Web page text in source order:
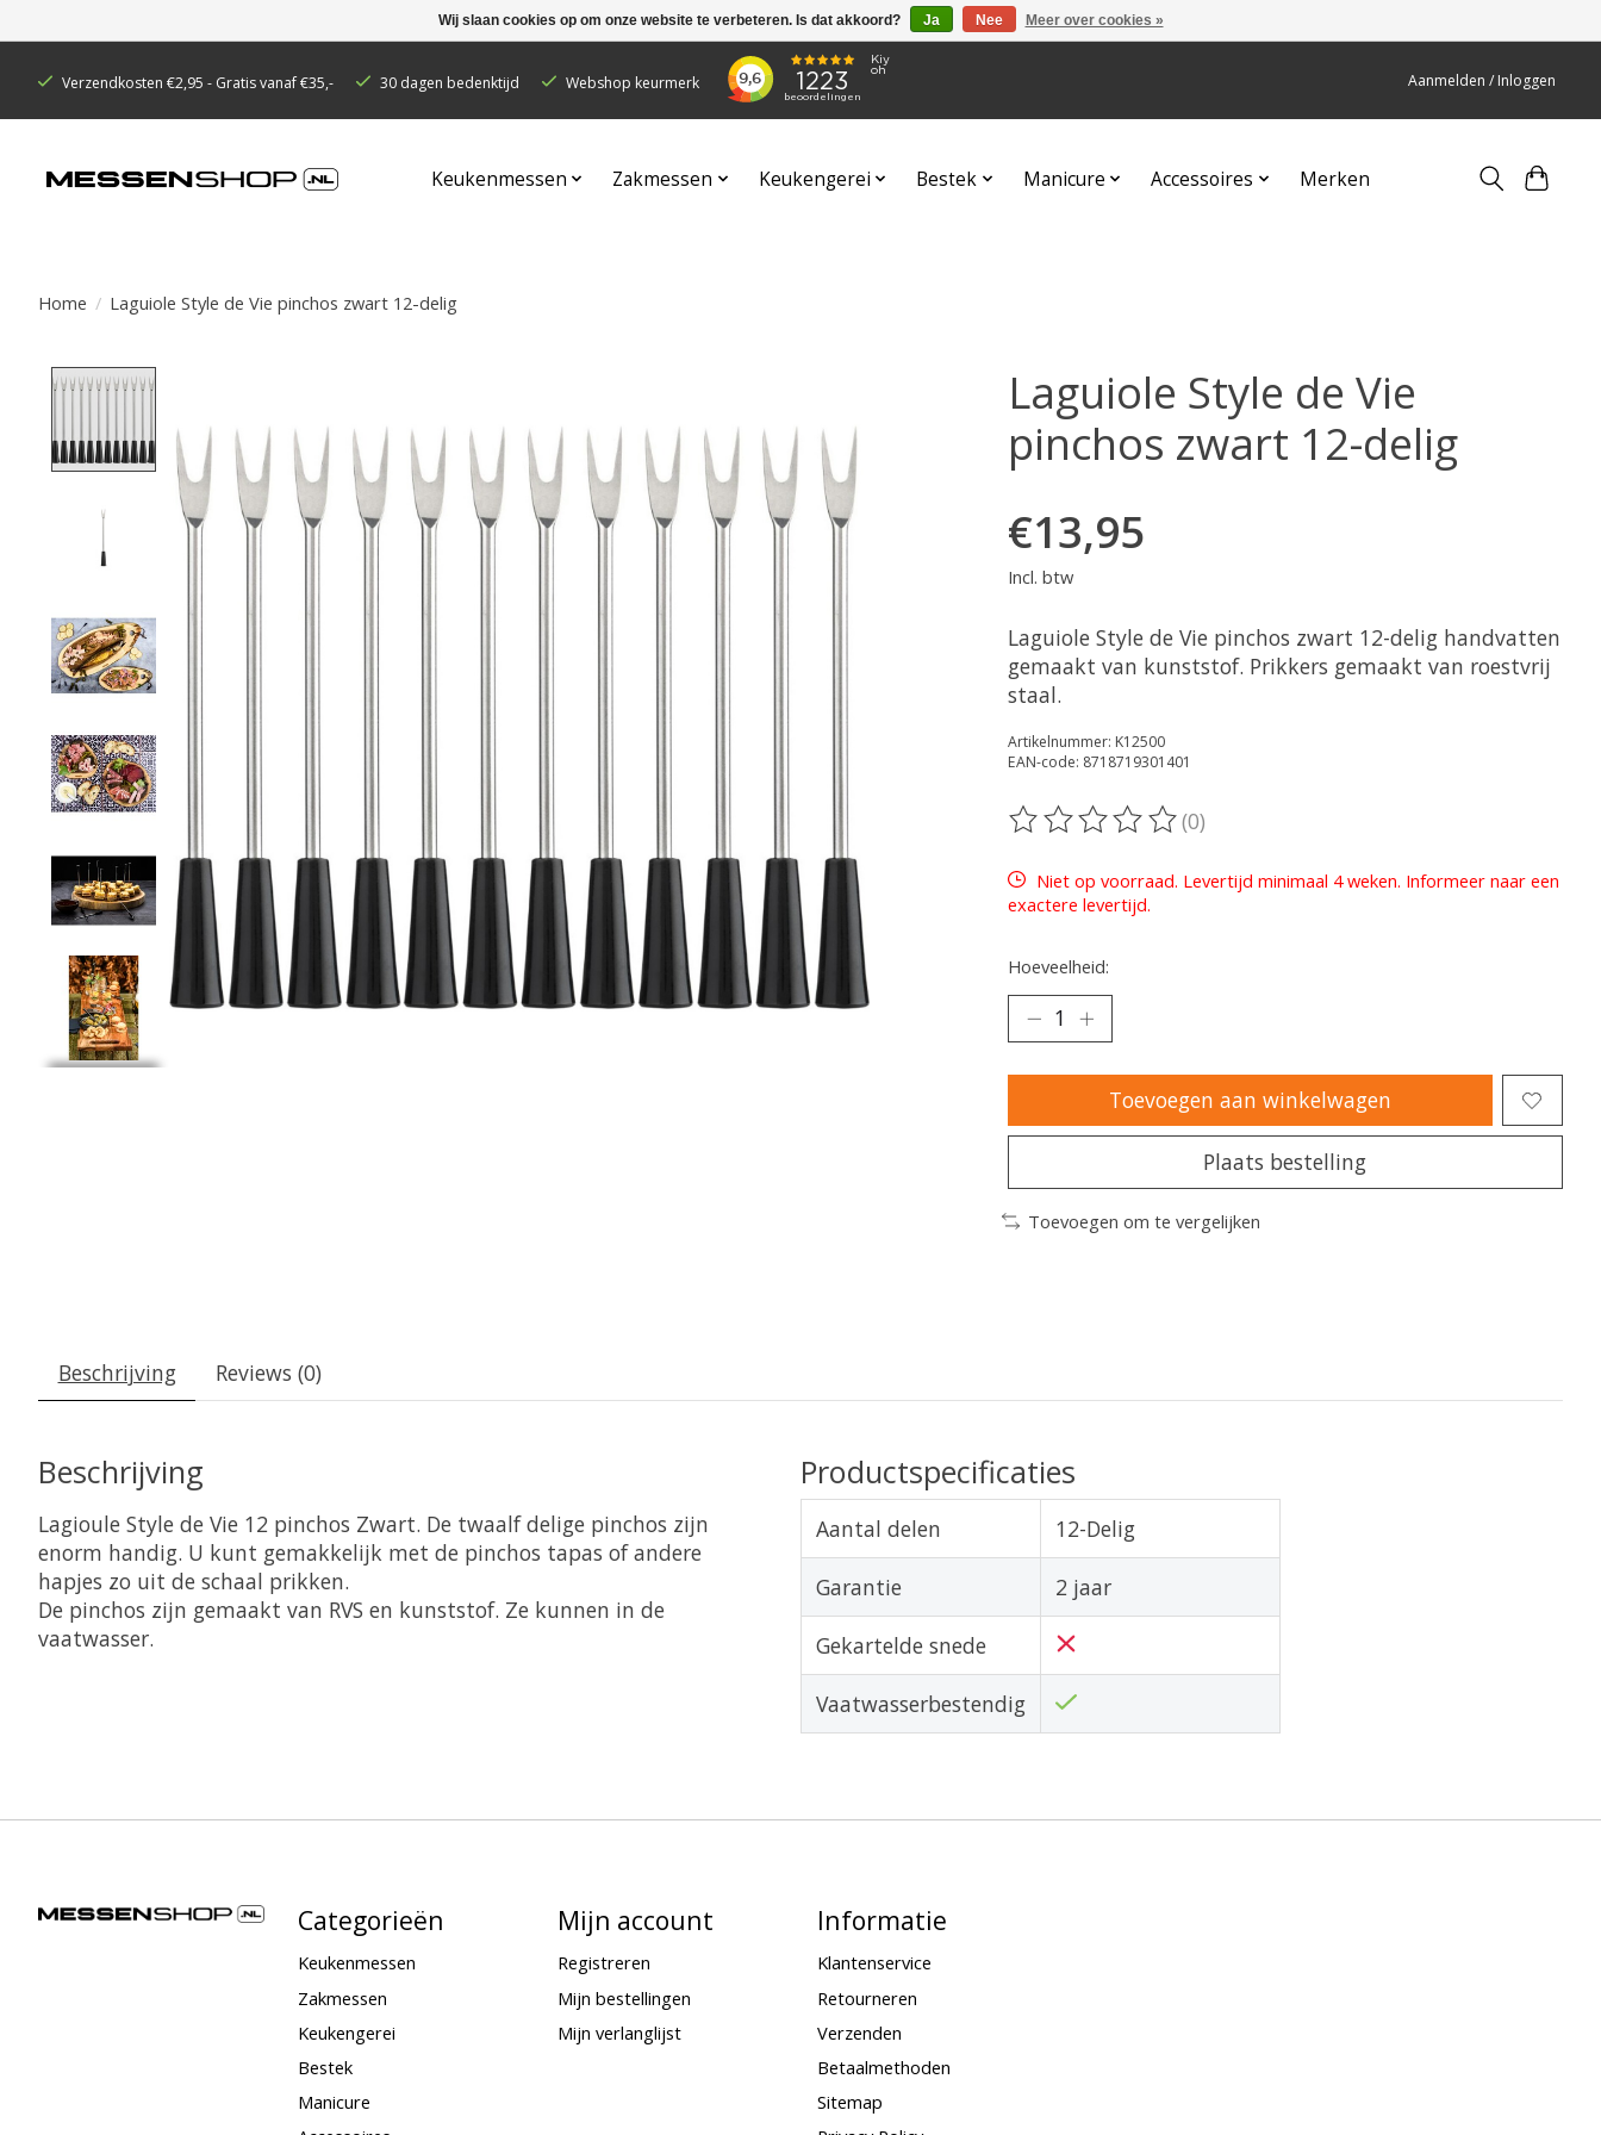
Verzendkosten €2,95 - Gratis vanaf €35,- 30 dagen bedenktijd Webshop keurmerk Aanmelden / Inloggen
Keukenmessen Zakmessen Keukengerei Bestek Manicure Accessoires Merken
Home / Laguiole Style de Vie pinchos zwart 12-delig
Laguiole Style de Vie
pinchos zwart 12-delig
€13,95
Incl. btw
Laguiole Style de Vie pinchos zwart 12-delig handvatten
gemaakt van kunststof. Prikkers gemaakt van roestvrij
staal.
Artikelnummer: K12500
EAN-code: 8718719301401
De beoordeling van dit product is
(0)
Niet op voorraad. Levertijd minimaal 4 weken. Informeer naar een
exactere levertijd.
Hoeveelheid:
Toevoegen aan winkelwagen
Plaats bestelling
Toevoegen om te vergelijken
Beschrijving Reviews (0)
Beschrijving
Lagioule Style de Vie 12 pinchos Zwart. De twaalf delige pinchos zijn
enorm handig. U kunt gemakkelijk met de pinchos tapas of andere
hapjes zo uit de schaal prikken.
De pinchos zijn gemaakt van RVS en kunststof. Ze kunnen in de
vaatwasser.
Productspecificaties
Aantal delen 12-Delig
Garantie 2 jaar
Gekartelde snede
Vaatwasserbestendig
Categorieën
Keukenmessen
Zakmessen
Keukengerei
Bestek
Manicure
Mijn account
Registreren
Mijn bestellingen
Mijn verlanglijst
Informatie
Klantenservice
Retourneren
Verzenden
Betaalmethoden
Sitemap
Wij slaan cookies op om onze website te verbeteren. Is dat akkoord? Ja Nee Meer over cookies »